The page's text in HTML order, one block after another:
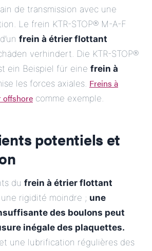
de transmission avec une
Le frein KTR-STOP® M-A-F
frein à étrier flottant
verhindert. Die KTR-STOP®
ein Beispiel für eine frein à
les forces axiales. Freins à
offshore comme exemple.
potentiels et
du frein à étrier flottant
rigidité moindre ; une
des boulons peut
inégale des plaquettes.
une lubrification régulières des